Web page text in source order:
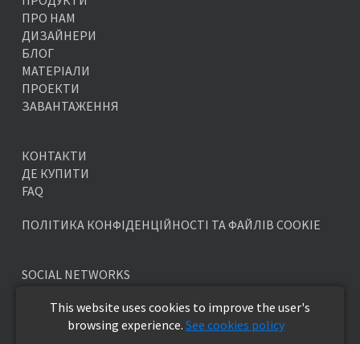
ПРО НАМ
ДИЗАЙНЕРИ
БЛОГ
МАТЕРІАЛИ
ПРОЕКТИ
ЗАВАНТАЖЕННЯ
КОНТАКТИ
ДЕ КУПИТИ
FAQ
ПОЛІТИКА КОНФІДЕНЦІЙНОСТІ ТА ФАЙЛІВ COOKIE
SOCIAL NETWORKS
This website uses cookies to improve the user's
browsing experience. See cookies policy